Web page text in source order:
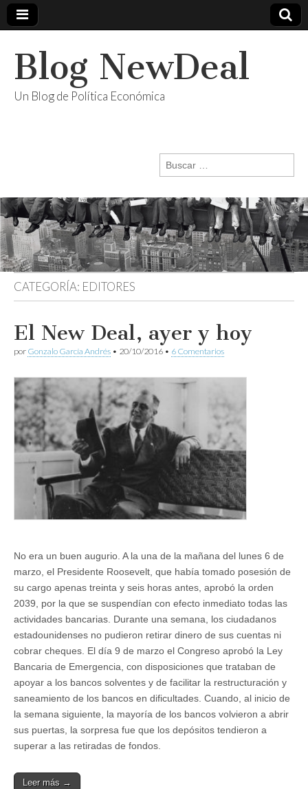
Blog NewDeal
Un Blog de Política Económica
Buscar:
CATEGORÍA: EDITORES
El New Deal, ayer y hoy
por Gonzalo García Andrés • 20/10/2016 • 6 Comentarios
No era un buen augurio. A la una de la mañana del lunes 6 de
marzo, el Presidente Roosevelt, que había tomado posesión de
su cargo apenas treinta y seis horas antes, aprobó la orden
2039, por la que se suspendían con efecto inmediato todas las
actividades bancarias. Durante una semana, los ciudadanos
estadounidenses no pudieron retirar dinero de sus cuentas ni
cobrar cheques. El día 9 de marzo el Congreso aprobó la Ley
Bancaria de Emergencia, con disposiciones que trataban de
apoyar a los bancos solventes y de facilitar la restructuración y
saneamiento de los bancos en dificultades. Cuando, al inicio de
la semana siguiente, la mayoría de los bancos volvieron a abrir
sus puertas, la sorpresa fue que los depósitos tendieron a
superar a las retiradas de fondos.
Leer más →